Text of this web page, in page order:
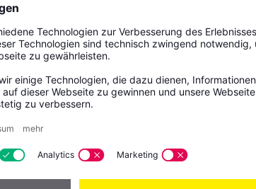
KEMPER TRESOR erfüllt Schutzart IP 45
TRESOR Versorgungsstation Unterputz
Figur 217 07
- Frostsichere Außenarmatur
- Schaltgeräte-Modul mit 4x Schuko 16A 2p+E 230V